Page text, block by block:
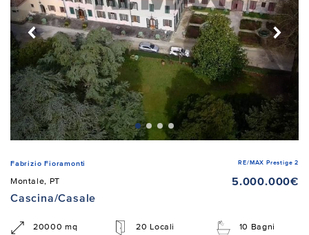
Fabrizio Fioramonti RE/MAX Prestige 2
Montale, PT
5.000.000€
Cascina/Casale
20000 mq 20 Locali 10 Bagni